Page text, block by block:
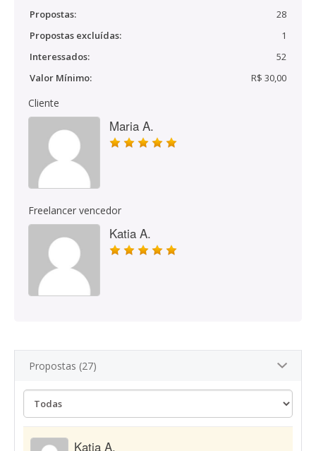
Propostas:
28
Propostas excluídas:
1
Interessados:
52
Valor Mínimo:
R$ 30,00
Cliente
Maria A.
Freelancer vencedor
Katia A.
Propostas (27)
Katia A.